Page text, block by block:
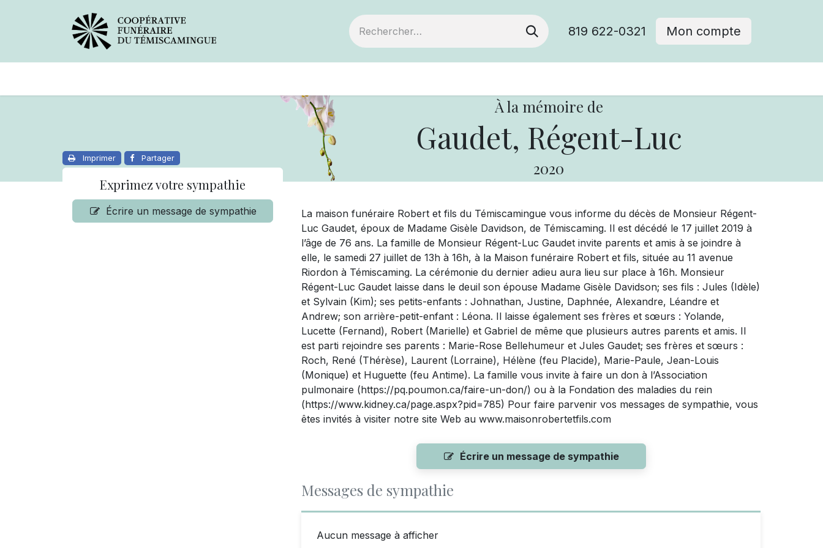
819 622-0321 Mon compte
À la mémoire de
Gaudet, Régent-Luc
2020
Imprimer Partager
Exprimez votre sympathie
Écrire un message de sympathie
La maison funéraire Robert et fils du Témiscamingue vous informe du décès de Monsieur Régent-
Luc Gaudet, époux de Madame Gisèle Davidson, de Témiscaming. Il est décédé le 17 juillet 2019 à
l’âge de 76 ans. La famille de Monsieur Régent-Luc Gaudet invite parents et amis à se joindre à
elle, le samedi 27 juillet de 13h à 16h, à la Maison funéraire Robert et fils, située au 11 avenue
Riordon à Témiscaming. La cérémonie du dernier adieu aura lieu sur place à 16h. Monsieur
Régent-Luc Gaudet laisse dans le deuil son épouse Madame Gisèle Davidson; ses fils : Jules (Idèle)
et Sylvain (Kim); ses petits-enfants : Johnathan, Justine, Daphnée, Alexandre, Léandre et
Andrew; son arrière-petit-enfant : Léona. Il laisse également ses frères et sœurs : Yolande,
Lucette (Fernand), Robert (Marielle) et Gabriel de même que plusieurs autres parents et amis. Il
est parti rejoindre ses parents : Marie-Rose Bellehumeur et Jules Gaudet; ses frères et sœurs :
Roch, René (Thérèse), Laurent (Lorraine), Hélène (feu Placide), Marie-Paule, Jean-Louis
(Monique) et Huguette (feu Antime). La famille vous invite à faire un don à l’Association
pulmonaire (https://pq.poumon.ca/faire-un-don/) ou à la Fondation des maladies du rein
(https://www.kidney.ca/page.aspx?pid=785) Pour faire parvenir vos messages de sympathie, vous
êtes invités à visiter notre site Web au www.maisonrobertetfils.com
Écrire un message de sympathie
Messages de sympathie
Aucun message à afficher